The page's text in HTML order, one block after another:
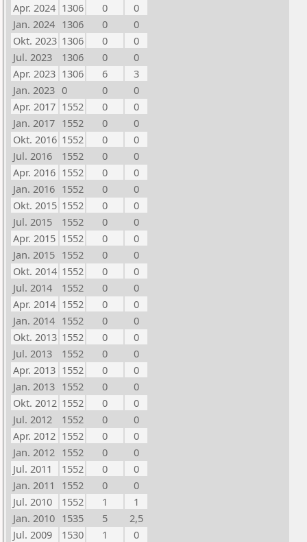
Apr. 2024 1306 0
0
Jan. 2024 1306 0
0
Okt. 2023 1306 0
0
Jul. 2023
1306 0
0
Apr. 2023 1306 6
3
Jan. 2023 0 0
0
Apr. 2017 1552 0
0
Jan. 2017 1552 0
0
Okt. 2016 1552 0
0
Jul. 2016
1552 0
0
Apr. 2016 1552 0
0
Jan. 2016 1552 0
0
Okt. 2015 1552 0
0
Jul. 2015
1552 0
0
Apr. 2015 1552 0
0
Jan. 2015 1552 0
0
Okt. 2014 1552 0
0
Jul. 2014
1552 0
0
Apr. 2014 1552 0
0
Jan. 2014 1552 0
0
Okt. 2013 1552 0
0
Jul. 2013
1552 0
0
Apr. 2013 1552 0
0
Jan. 2013 1552 0
0
Okt. 2012 1552 0
0
Jul. 2012
1552 0
0
Apr. 2012 1552 0
0
Jan. 2012 1552 0
0
Jul. 2011
1552 0
0
Jan. 2011
1552 0
0
Jul. 2010
1552 1
1
Jan. 2010 1535 5
2,5
Jul. 2009
1530 1
0